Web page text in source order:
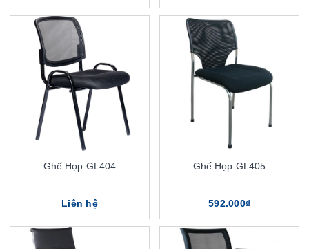
Ghế Họp GL404
Liên hệ
Ghế Họp GL405
592.000₫